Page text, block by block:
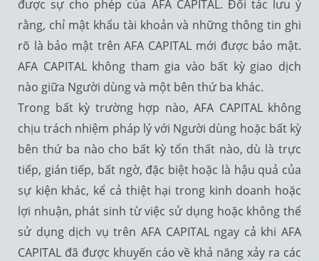
được sự cho phép của AFA CAPITAL. Đối tác lưu ý
rằng, chỉ mật khẩu tài khoản và những thông tin ghi
rõ là bảo mật trên AFA CAPITAL mới được bảo mật.
AFA CAPITAL không tham gia vào bất kỳ giao dịch
nào giữa Người dùng và một bên thứ ba khác.
Trong bất kỳ trường hợp nào, AFA CAPITAL không
chịu trách nhiệm pháp lý với Người dùng hoặc bất kỳ
bên thứ ba nào cho bất kỳ tổn thất nào, dù là trực
tiếp, gián tiếp, bất ngờ, đặc biệt hoặc là hậu quả của
sự kiện khác, kể cả thiệt hại trong kinh doanh hoặc
lợi nhuận, phát sinh từ việc sử dụng hoặc không thể
sử dụng dịch vụ trên AFA CAPITAL ngay cả khi AFA
CAPITAL đã được khuyến cáo về khả năng xảy ra các